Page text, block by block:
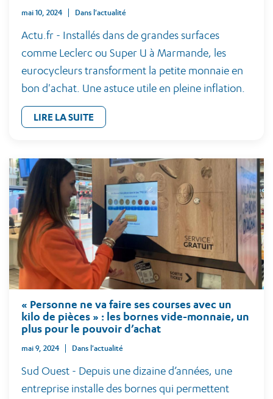
mai 10, 2024 Dans l'actualité
Actu.fr - Installés dans de grandes surfaces
comme Leclerc ou Super U à Marmande, les
eurocycleurs transforment la petite monnaie en
bon d'achat. Une astuce utile en pleine inflation.
LIRE LA SUITE
« Personne ne va faire ses courses avec un
kilo de pièces » : les bornes vide-monnaie, un
plus pour le pouvoir d’achat
mai 9, 2024 Dans l'actualité
Sud Ouest - Depuis une dizaine d’années, une
entreprise installe des bornes qui permettent